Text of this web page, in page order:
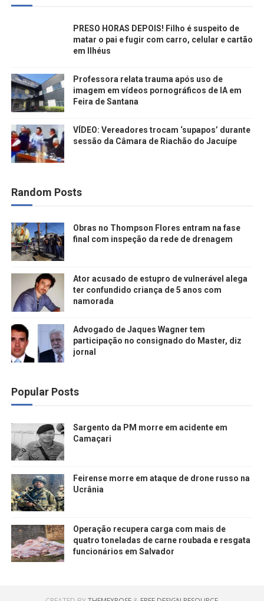
PRESO HORAS DEPOIS! Filho é suspeito de
matar o pai e fugir com carro, celular e cartão
em Ilhéus
Professora relata trauma após uso de
imagem em vídeos pornográficos de IA em
Feira de Santana
VÍDEO: Vereadores trocam ‘supapos’ durante
sessão da Câmara de Riachão do Jacuípe
Random Posts
Obras no Thompson Flores entram na fase
final com inspeção da rede de drenagem
Ator acusado de estupro de vulnerável alega
ter confundido criança de 5 anos com
namorada
Advogado de Jaques Wagner tem
participação no consignado do Master, diz
jornal
Popular Posts
Sargento da PM morre em acidente em
Camaçari
Feirense morre em ataque de drone russo na
Ucrânia
Operação recupera carga com mais de
quatro toneladas de carne roubada e resgata
funcionários em Salvador